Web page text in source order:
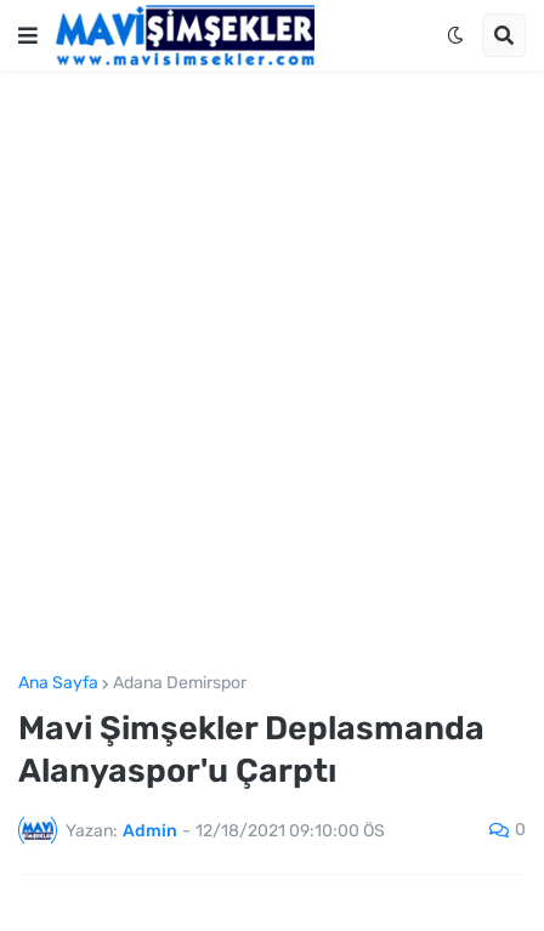
Ana Sayfa Adana Demirspor
Mavi Şimşekler Deplasmanda
Alanyaspor'u Çarptı
Yazan: Admin - 12/18/2021 09:10:00 ÖS 0